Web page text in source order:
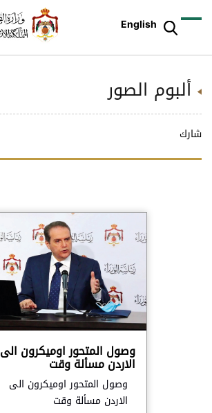
English
ألبوم الصور
شارك
وصول المتحور اوميكرون الى
الاردن مسألة وقت
وصول المتحور اوميكرون الى
الاردن مسألة وقت